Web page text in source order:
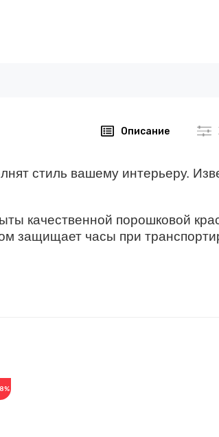
Описание
стиль вашему интерьеру.
качественной порошковой
защищает часы при